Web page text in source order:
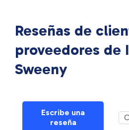
Reseñas de
proveedores de
Sweeny
Escribe una
reseña